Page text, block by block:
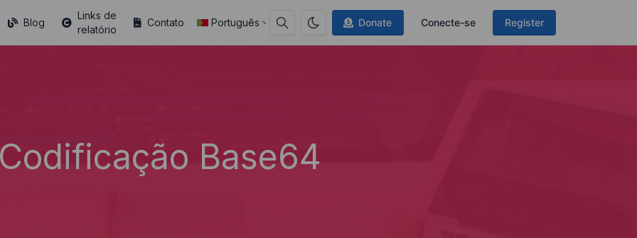
Donate Conecte-se Register
Blog
Links de
relatório
Contato Português
Codificação Base64